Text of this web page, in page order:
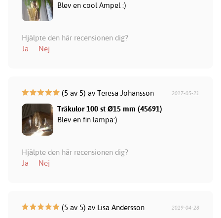
Blev en cool Ampel :)
Hjälpte den här recensionen dig?
Ja
Nej
(5 av 5) av Teresa Johansson 2017-05-21
Träkulor 100 st Ø15 mm (45691)
Blev en fin lampa:)
Hjälpte den här recensionen dig?
Ja
Nej
(5 av 5) av Lisa Andersson 2019-04-28